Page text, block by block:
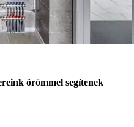
örömmel segítenek